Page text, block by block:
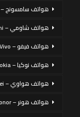
هواتف سامسونج – Samsung
هواتف شاومي – Xiaomi
هواتف فيفو – Vivo
هواتف نوكيا – Nokia
هواتف هواوي – Huawei
هواتف هونر – honor